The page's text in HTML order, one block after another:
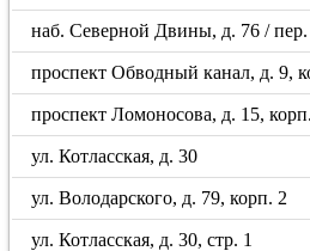
наб. Северной Двины, д. 76 / пер.
проспект Обводный канал, д. 9,
проспект Ломоносова, д. 15,
ул. Котласская, д. 30
ул. Володарского, д. 79, корп. 2
ул. Котласская, д. 30, стр. 1